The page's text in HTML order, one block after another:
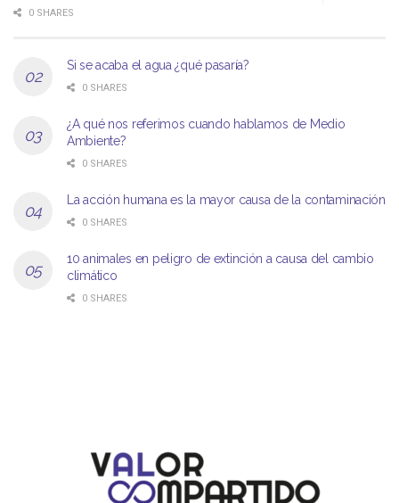
0 SHARES
Si se acaba el agua ¿qué pasaría?
0 SHARES
¿A qué nos referimos cuando hablamos de Medio
Ambiente?
0 SHARES
La acción humana es la mayor causa de la contaminación
0 SHARES
10 animales en peligro de extinción a causa del cambio
climático
0 SHARES